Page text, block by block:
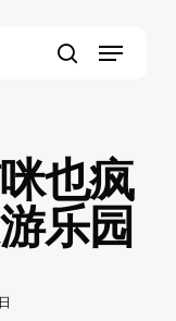
Menu
也疯
乐园